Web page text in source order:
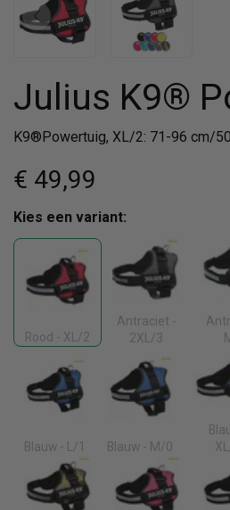
Julius K9®
K9®Powertuig, XL/2: 71-96 cm/
€ 49,99
Kies een variant:
Rood - XL/2
Antraciet -
2XL/3
Blauw - L/1 Blauw - M/0